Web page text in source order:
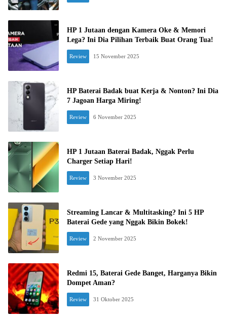
HP 1 Jutaan dengan Kamera Oke & Memori
Lega? Ini Dia Pilihan Terbaik Buat Orang Tua!
Review 15 November 2025
HP Baterai Badak buat Kerja & Nonton? Ini Dia
7 Jagoan Harga Miring!
Review 6 November 2025
HP 1 Jutaan Baterai Badak, Nggak Perlu
Charger Setiap Hari!
Review 3 November 2025
Streaming Lancar & Multitasking? Ini 5 HP
Baterai Gede yang Nggak Bikin Bokek!
Review 2 November 2025
Redmi 15, Baterai Gede Banget, Harganya Bikin
Dompet Aman?
Review 31 Oktober 2025